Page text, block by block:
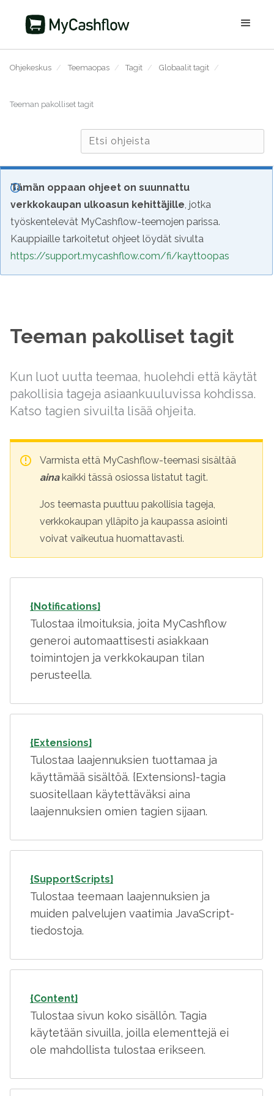
Ohjekeskus / Teemaopas / Tagit / Globaalit tagit /
Teeman pakolliset tagit
Tämän oppaan ohjeet on suunnattu
verkkokaupan ulkoasun kehittäjille, jotka
työskentelevät MyCashflow-teemojen parissa.
Kauppiaille tarkoitetut ohjeet löydät sivulta
https://support.mycashflow.com/fi/kayttoopas
Teeman pakolliset tagit
Kun luot uutta teemaa, huolehdi että käytät
pakollisia tageja asiaankuuluvissa kohdissa.
Katso tagien sivuilta lisää ohjeita.
Varmista että MyCashflow-teemasi sisältää
ainakaikki tässä osiossa listatut tagit.
Jos teemasta puuttuu pakollisia tageja,
verkkokaupan ylläpito ja kaupassa asiointi
voivat vaikeutua huomattavasti.
{Notifications}
Tulostaa ilmoituksia, joita MyCashflow
generoi automaattisesti asiakkaan
toimintojen ja verkkokaupan tilan
perusteella.
{Extensions}
Tulostaa laajennuksien tuottamaa ja
käyttämää sisältöä. {Extensions}-tagia
suositellaan käytettäväksi aina
laajennuksien omien tagien sijaan.
{SupportScripts}
Tulostaa teemaan laajennuksien ja
muiden palvelujen vaatimia JavaScript-
tiedostoja.
{Content}
Tulostaa sivun koko sisällön. Tagia
käytetään sivuilla, joilla elementtejä ei
ole mahdollista tulostaa erikseen.